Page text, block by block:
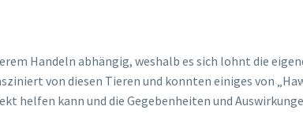
Handeln abhängig, weshalb es sich lohnt die
von diesen Tieren und konnten einiges von
helfen kann und die Gegebenheiten und